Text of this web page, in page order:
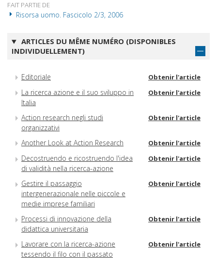
FAIT PARTIE DE
Risorsa uomo. Fascicolo 2/3, 2006
ARTICLES DU MÊME NUMÉRO (DISPONIBLES
INDIVIDUELLEMENT)
Editoriale Obtenir l'article
La ricerca azione e il suo sviluppo in
Italia
Obtenir l'article
Action research negli studi
organizzativi
Obtenir l'article
Another Look at Action Research Obtenir l'article
Decostruendo e ricostruendo l'idea
di validità nella ricerca-azione
Obtenir l'article
Gestire il passaggio
intergenerazionale nelle piccole e
medie imprese familiari
Obtenir l'article
Processi di innovazione della
didattica universitaria
Obtenir l'article
Lavorare con la ricerca-azione
tessendo il filo con il passato
Obtenir l'article